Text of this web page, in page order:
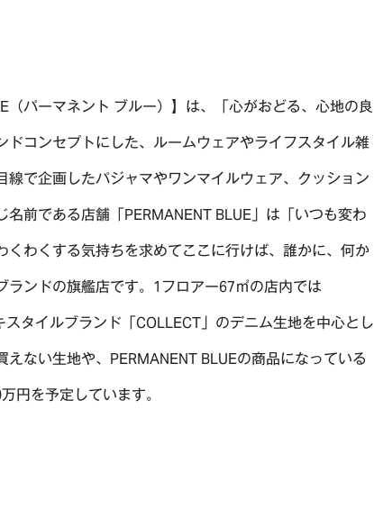
（パーマネント ブルー）】は、「心がおどる、心地の良
コンセプトにした、ルームウェアやライフスタイル雑
で企画したパジャマやワンマイルウェア、クッション
前である店舗「PERMANENT BLUE」は「いつも変わ
わくする気持ちを求めてここに行けば、誰かに、何か
ンドの旗艦店です。1フロアー67㎡の店内では
タイルブランド「COLLECT」のデニム生地を中心とし
ない生地や、PERMANENT BLUEの商品になっている
円を予定しています。